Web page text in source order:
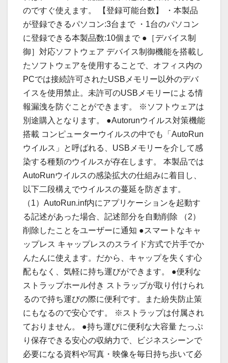
のですぐ使えます。 【登録可能台数】 ・本製品
が登録できるパソコン:3台まで ・1台のパソコン
に登録できる本製品数:10個まで ●［デバイス制
御］対応ソフトウェア デバイス制御機能を搭載し
たソフトウェアを使用することで、オフィス内の
PCでは接続許可されたUSBメモリー以外のデバ
イスを使用禁止。未許可のUSBメモリーによる情
報漏洩を防ぐことができます。 ※ソフトウェアは
別途購入となります。 ●Autorunウイルス対策機能
搭載 コンピューターウイルスの中でも「AutoRun
ウイルス」と呼ばれる、USBメモリーを介して感
染する種類のウイルスが存在します。 本製品では
AutoRunウイルスの感染拡大の仕組みに着目し、
以下二段構えでウイルスの蔓延を防ぎます。
（1）AutoRun.inf内にアプリケーションを起動す
る記述があった場合、記述部分を自動削除 （2）
削除したことをユーザーに通知 ●スマートなキャ
ップレス キャップレスのスライド方式で片手でか
んたんに使えます。だから、キャップを失くす心
配もなく、気軽に持ち運びができます。 ●便利な
ストラップホール付き ストラップが取り付けられ
るので持ち運びの際に便利です。また紛失防止策
にもなるので安心です。 ※ストラップは付属され
ておりません。 ●持ち運びに便利な大容量 たっぷ
り保存できる安心の収納力で、ビジネスシーンで
必要になる資料や写真・映像を毎日持ち歩いて必